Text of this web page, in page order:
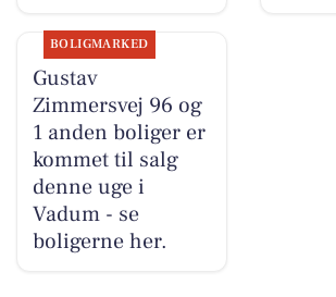
BOLIGMARKED
Gustav
Zimmersvej 96 og
1 anden boliger er
kommet til salg
denne uge i
Vadum - se
boligerne her.